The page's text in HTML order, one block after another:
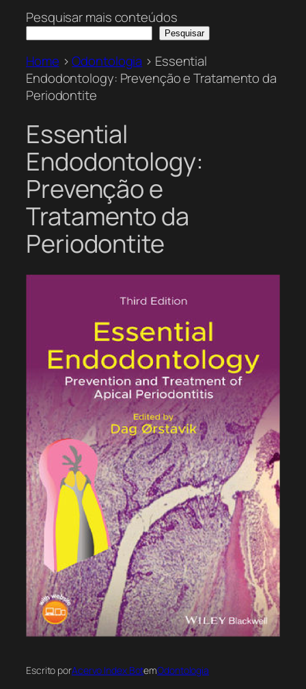
Pesquisar mais conteúdos
Pesquisar
Home >Odontologia > Essential
Endodontology: Prevenção e Tratamento da
Periodontite
Essential
Endodontology:
Prevenção e
Tratamento da
Periodontite
Escrito porAcervo Index BotemOdontologia